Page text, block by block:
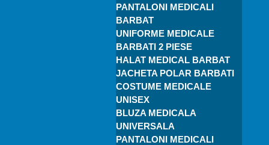
PANTALONI MEDICALI
BARBAT
UNIFORME MEDICALE
BARBATI 2 PIESE
HALAT MEDICAL BARBAT
JACHETA POLAR BARBATI
COSTUME MEDICALE
UNISEX
BLUZA MEDICALA
UNIVERSALA
PANTALONI MEDICALI